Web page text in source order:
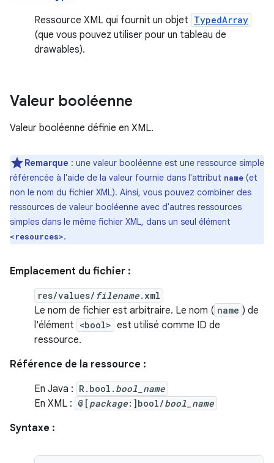
Ressource XML qui fournit un objet TypedArray
(que vous pouvez utiliser pour un tableau de
drawables).
Valeur booléenne
Valeur booléenne définie en XML.
Remarque : une valeur booléenne est une ressource simple
référencée à l'aide de la valeur fournie dans l'attribut name (et
non le nom du fichier XML). Ainsi, vous pouvez combiner des
ressources de valeur booléenne avec d'autres ressources
simples dans le même fichier XML, dans un seul élément
<resources>.
Emplacement du fichier :
res/values/ filename.xml
Le nom de fichier est arbitraire. Le nom ( name ) de
l'élément <bool> est utilisé comme ID de
ressource.
Référence de la ressource :
En Java : R.bool. bool_name
En XML : @[ package:]bool/bool_name
Syntaxe :